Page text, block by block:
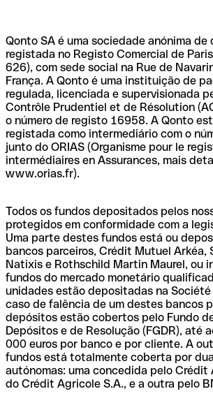
Qonto SA é uma sociedade anónima de
registada no Registo Comercial de
626), com sede social na Rue de
França. A Qonto é uma instituição de
regulada, licenciada e supervisionada
Contrôle Prudentiel et de Résolution
o número de registo 16958. A Qonto
registada como intermediário com o
junto do ORIAS (Organisme pour le
intermédiaires en Assurances, mais
www.orias.fr).
Todos os fundos depositados pelos
protegidos em conformidade com a
Uma parte destes fundos está ou
bancos parceiros, Crédit Mutuel Arkéa,
Natixis e Rothschild Martin Maurel, ou
fundos do mercado monetário
unidades estão depositadas na Société
caso de falência de um destes bancos
depósitos estão cobertos pelo Fundo
Depósitos e de Resolução (FGDR), até
000 euros por banco e por cliente. A
fundos está totalmente coberta por
autónomas: uma concedida pelo Crédit
do Crédit Agricole S.A., e a outra pelo